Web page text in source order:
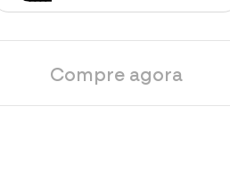
Compre agora